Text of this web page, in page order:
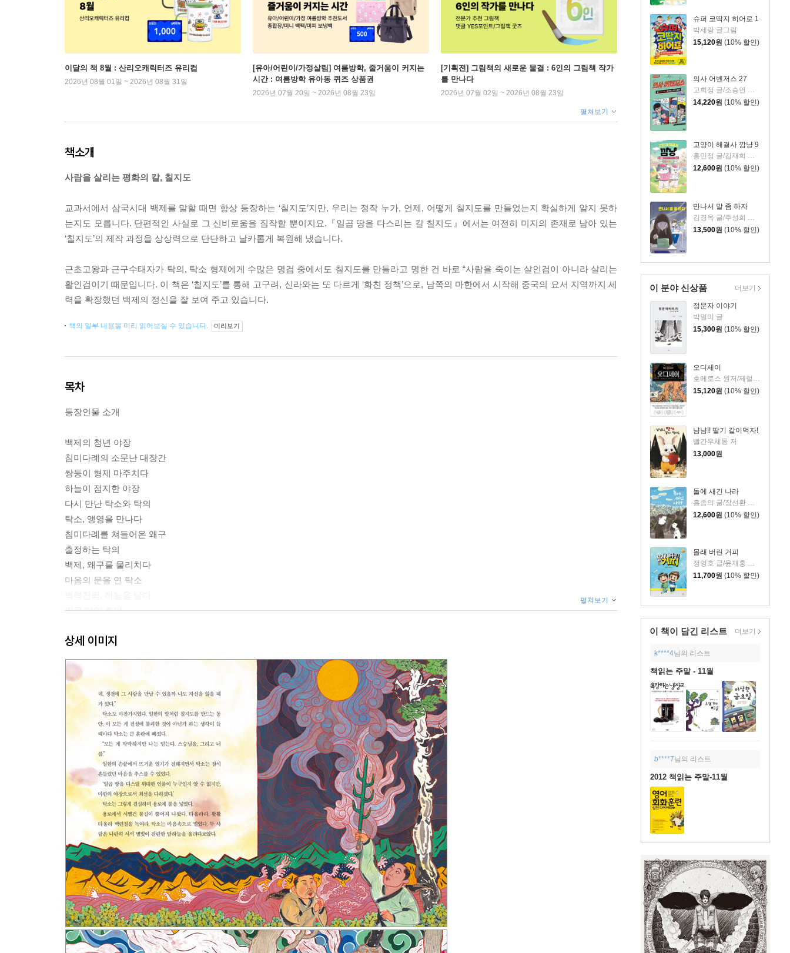
슈퍼 코딱지 히어로 1
박세랑 글그림
15,120원 (10% 할인)
의사 어벤저스 27
고희정 글/조승연 그림/류정민 감수
14,220원 (10% 할인)
고양이 해결사 깜냥 9
12,600원 (10% 할인)
만나서 말 좀 하자
13,500원 (10% 할인)
이 분야 신상품
정문자 이야기
박멀미 글
15,300원 (10% 할인)
오디세이
호메로스 원저/제럴딘 매코크런 글/김재용 역/장시은 감수
15,120원 (10% 할인)
냠냠!! 딸기 같이먹자!
빨간우체통 저
13,000원
돌에 새긴 나라
12,600원 (10% 할인)
몰래 버린 거피
정영호 글/윤재홍 그림
11,700원 (10% 할인)
더보기
이 책이 담긴 리스트 더보기
k****4님의 리스트
책읽는 주말 - 11월
b****7님의 리스트
2012 책읽는 주말-11월
이달의 책 8월 : 산리오캐릭터즈 유리컵
2026년 08월 01일 ~ 2026년 08월 31일
[유아/어린이/가정살림] 여름방학, 줄거움이 커지는
시간 : 여름방학 유아동 퀴즈 상품권
2026년 07월 20일 ~ 2026년 08월 23일
[기획전] 그림책의 새로운 물결 : 6인의 그림책 작가
를 만나다
2026년 07월 02일 ~ 2026년 08월 23일
펼쳐보기
책소개
사람을 살리는 평화의 칼, 칠지도
교과서에서 삼국시대 백제를 말할 때면 항상 등장하는 ‘칠지도’지만, 우리는 정작 누가, 언제, 어떻게 칠지도를 만들었는지 확실하게 알지 못하
는지도 모릅니다. 단편적인 사실로 그 신비로움을 짐작할 뿐이지요.『일곱 땅을 다스리는 칼 칠지도』에서는 여전히 미지의 존재로 남아 있는
‘칠지도’의 제작 과정을 상상력으로 단단하고 날카롭게 복원해 냈습니다.
근초고왕과 근구수태자가 탁의, 탁소 형제에게 수많은 명검 중에서도 칠지도를 만들라고 명한 건 바로 “사람을 죽이는 살인검이 아니라 살리는
활인검이기 때문입니다. 이 책은 ‘칠지도’를 통해 고구려, 신라와는 또 다르게 ‘화친 정책’으로, 남쪽의 마한에서 시작해 중국의 요서 지역까지 세
력을 확장했던 백제의 정신을 잘 보여 주고 있습니다.
책의 일부 내용을 미리 읽어보실 수 있습니다. 미리보기
목차
등장인물 소개
백제의 청년 야장
침미다례의 소문난 대장간
쌍둥이 형제 마주치다
하늘이 점지한 야장
다시 만난 탁소와 탁의
탁소, 앵영을 만나다
침미다례를 쳐들어온 왜구
출정하는 탁의
백제, 왜구를 물리치다
마음의 문을 연 탁소
일곱 땅의 주인
푸른빛의 백련철
칠지도, 마침내 모습을 드러내다
글쓴이의 말
칠지도로 보는 백제 이야기
펼쳐보기
상세 이미지